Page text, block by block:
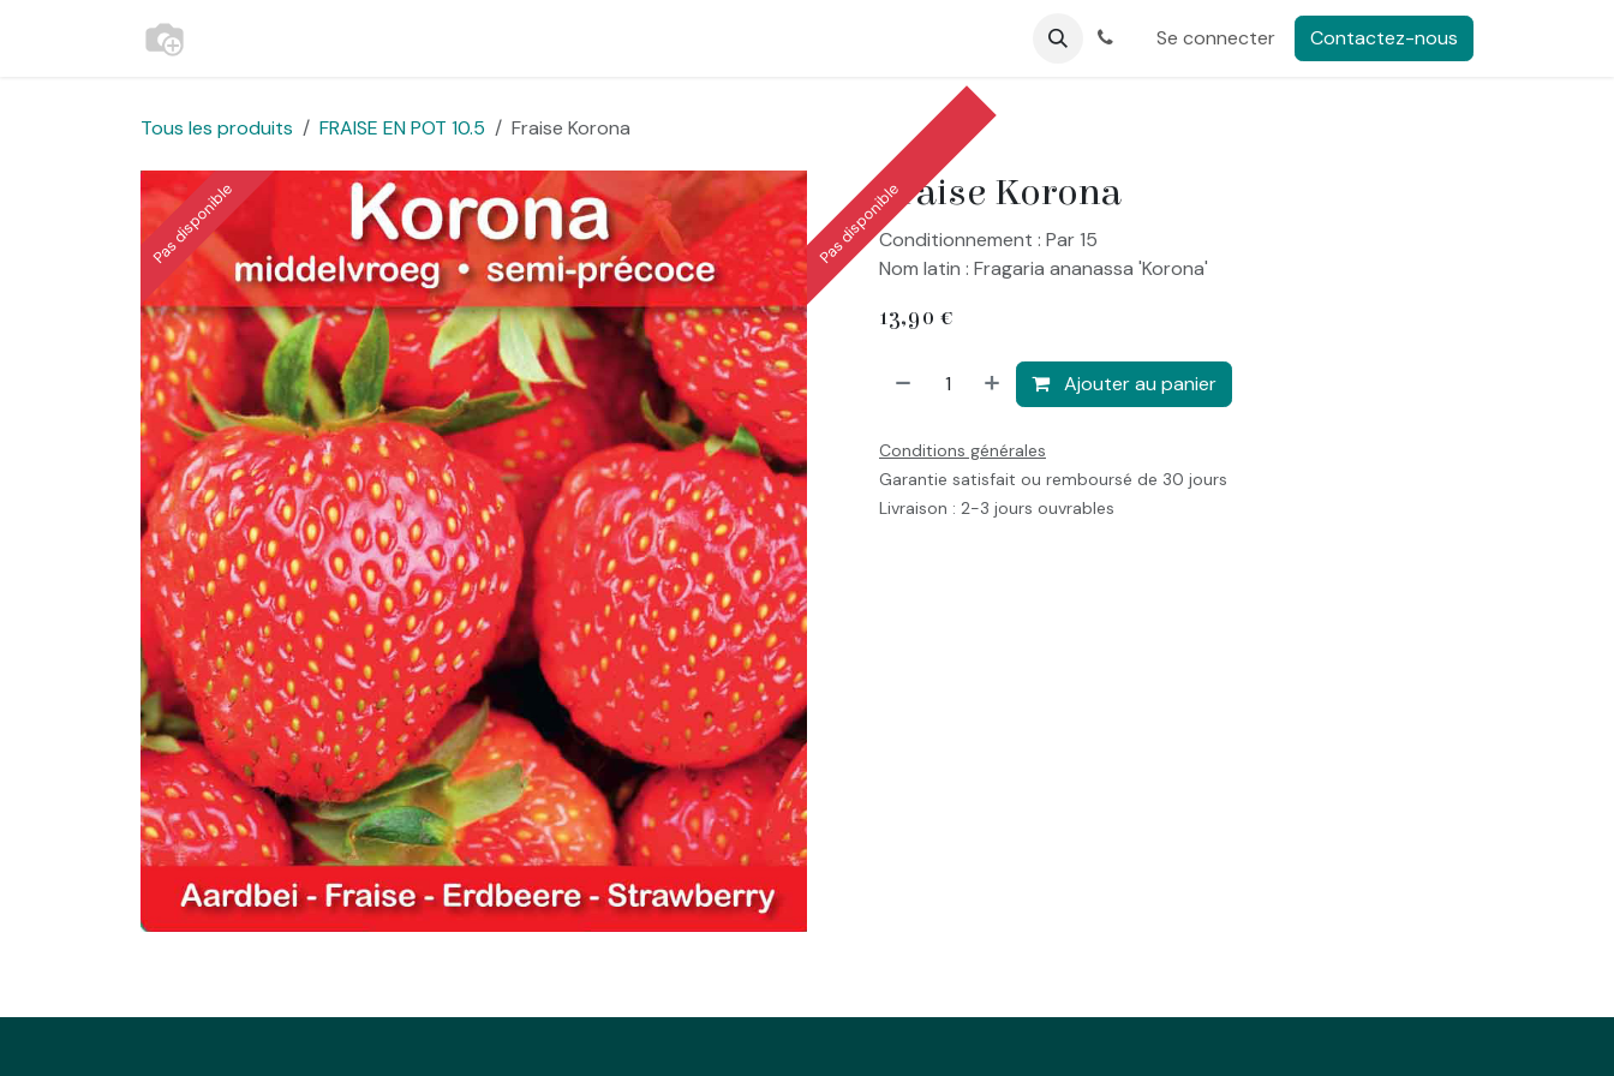
Se connecter Contactez-nous
Tous les produits FRAISE EN POT 10.5 Fraise Korona
Pas disponible Fraise Korona
Pas disponibleConditionnement : Par 15
Nom latin : Fragaria ananassa 'Korona'
13,90 €
Ajouter au panier
Conditions générales
Garantie satisfait ou remboursé de 30 jours
Livraison : 2-3 jours ouvrables